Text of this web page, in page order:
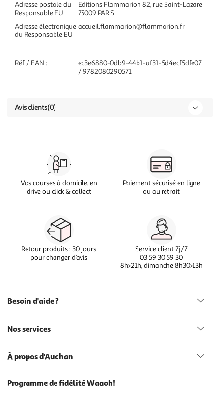
Adresse postale du
Responsable EU
Editions Flammarion 82, rue Saint-Lazare
75009 PARIS
Adresse électronique
du Responsable EU
accueil.flammarion@flammarion.fr
Réf / EAN :
ec3e6880-0db9-44b1-af31-5d4ecf5dfe07
/ 9782080290571
Avis clients(0)
Vos courses à domicile, en
drive ou click & collect
Paiement sécurisé en ligne
ou au retrait
Retour produits : 30 jours
pour changer d’avis
Service client 7j/7
03 59 30 59 30
8h>21h, dimanche 8h30>13h
Besoin d'aide ?
Nos services
À propos d'Auchan
Programme de fidélité Waaoh!